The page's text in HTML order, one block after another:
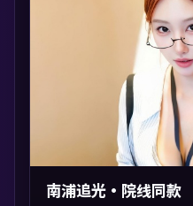
南浦追光·院线同款